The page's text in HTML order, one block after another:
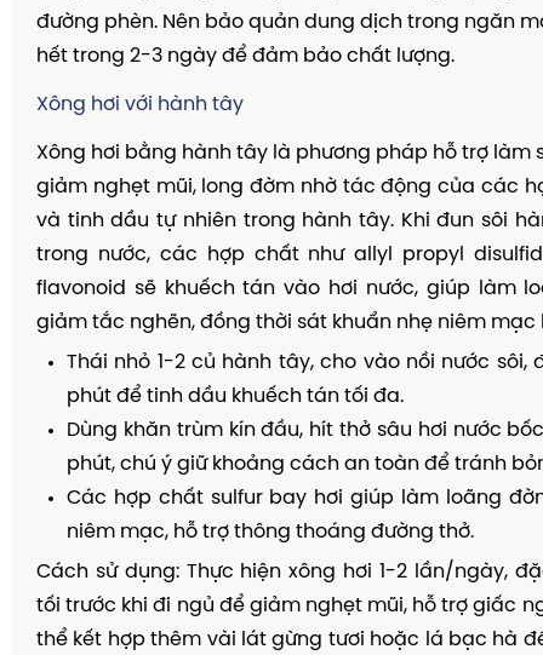
đường phèn. Nên bảo quản dung dịch trong ngăn
hết trong 2-3 ngày để đảm bảo chất lượng.
Xông hơi với hành tây
Xông hơi bằng hành tây là phương pháp hỗ trợ làm
giảm nghẹt mũi, long đờm nhờ tác động của các
và tinh dầu tự nhiên trong hành tây. Khi đun sôi
trong nước, các hợp chất như allyl propyl
flavonoid sẽ khuếch tán vào hơi nước, giúp làm
giảm tắc nghẽn, đồng thời sát khuẩn nhẹ niêm mạc
Thái nhỏ 1-2 củ hành tây, cho vào nồi nước sôi,
phút để tinh dầu khuếch tán tối đa.
Dùng khăn trùm kín đầu, hít thở sâu hơi nước
phút, chú ý giữ khoảng cách an toàn để tránh
Các hợp chất sulfur bay hơi giúp làm loãng
niêm mạc, hỗ trợ thông thoáng đường thở.
Cách sử dụng: Thực hiện xông hơi 1-2 lần/ngày,
tối trước khi đi ngủ để giảm nghẹt mũi, hỗ trợ giấc
thể kết hợp thêm vài lát gừng tươi hoặc lá bạc hà